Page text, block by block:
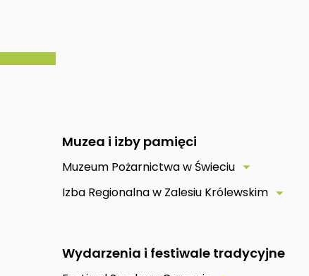
Muzea i izby pamięci
Muzeum Pożarnictwa w Świeciu 
Izba Regionalna w Zalesiu Królewskim 
Wydarzenia i festiwale tradycyjne